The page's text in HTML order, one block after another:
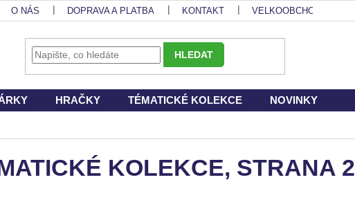
O NÁS DOPRAVA A PLATBA KONTAKT VELKOOBCHOD
HLEDAT
HRAČKY TÉMATICKÉ KOLEKCE NOVINKY
KOLEKCE, STRANA 2